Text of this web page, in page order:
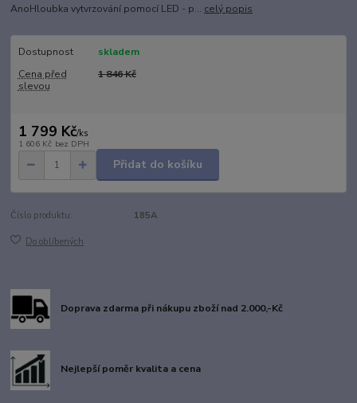
AnoHloubka vytvrzování pomocí LED - p... celý popis
Dostupnost
skladem
Cena před
slevou
1 846 Kč
1 799 Kč/ks
1 606 Kč bez DPH
Přidat do košíku
Číslo produktu: 185A
Do oblíbených
Doprava zdarma při nákupu zboží nad 2.000,-Kč
Nejlepší poměr kvalita a cena